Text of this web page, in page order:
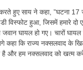
हुए साय ने कहा, ”घटना 17
विस्फोट हुआ, जिसमें हमारे दो
जवान घायल हो गए। चारों
कहा कि राज्य नक्सलवाद के
है और हम नक्सलवाद को खत्म